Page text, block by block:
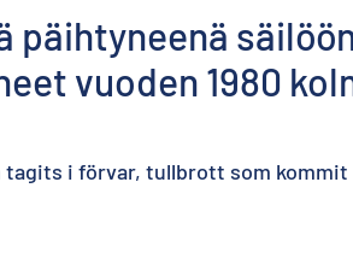
päihtyneenä
vuoden 1980
i förvar, tullbrott som